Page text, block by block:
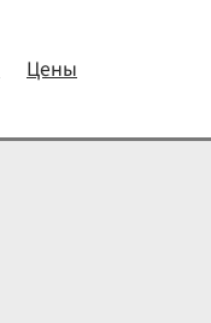
Цены